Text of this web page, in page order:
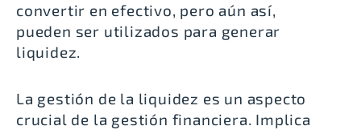
convertir en efectivo, pero aún así,
pueden ser utilizados para generar
liquidez.
La gestión de la liquidez es un aspecto
crucial de la gestión financiera. Implica